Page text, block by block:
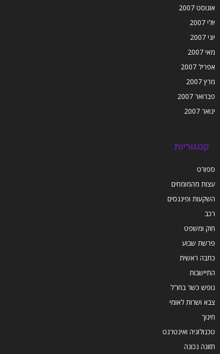
אוגוסט 2007
יולי 2007
יוני 2007
מאי 2007
אפריל 2007
מרץ 2007
פברואר 2007
ינואר 2007
קטגוריות
ספורט
עצות מהמומחים
השקעות ופיננסים
רכב
חוק ומשפט
פרשת שבוע
כתבה ראשית
התיישבות
נופש כשר בחו"ל
צבא ושרות לאומי
חינוך
טכנולוגיה ואינטרנט
תזונה נכונה